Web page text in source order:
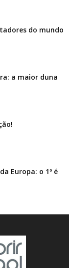
do mundo
a maior duna
Europa: o 1º é